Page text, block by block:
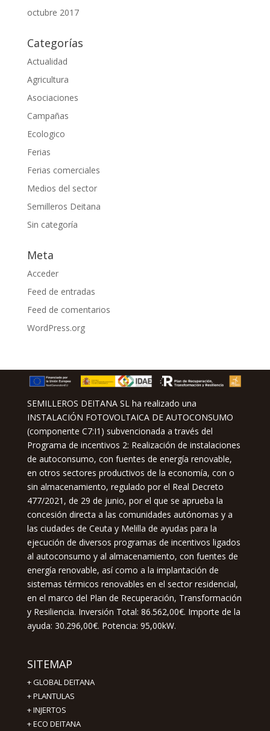
octubre 2017
Categorías
Actualidad
Agricultura
Asociaciones
Campañas
Ecologico
Ferias
Ferias comerciales
Medios del sector
Semilleros Deitana
Sin categoría
Meta
Acceder
Feed de entradas
Feed de comentarios
WordPress.org
SEMILLEROS DEITANA SL ha realizado una
INSTALACIÓN FOTOVOLTAICA DE AUTOCONSUMO
(componente C7:I1) subvencionada a través del
Programa de incentivos 2: Realización de instalaciones
de autoconsumo, con fuentes de energía renovable,
en otros sectores productivos de la economía, con o
sin almacenamiento, regulado por el Real Decreto
477/2021, de 29 de junio, por el que se aprueba la
concesión directa a las comunidades autónomas y a
las ciudades de Ceuta y Melilla de ayudas para la
ejecución de diversos programas de incentivos ligados
al autoconsumo y al almacenamiento, con fuentes de
energía renovable, así como a la implantación de
sistemas térmicos renovables en el sector residencial,
en el marco del Plan de Recuperación, Transformación
y Resiliencia. Inversión Total: 86.562,00€. Importe de la
ayuda: 30.296,00€. Potencia: 95,00kW.
SITEMAP
+GLOBAL DEITANA
+PLANTULAS
+INJERTOS
+ECO DEITANA